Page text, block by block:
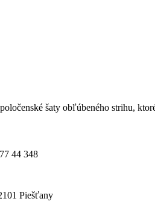
šaty obľúbeného strihu,
44 348
Piešťany